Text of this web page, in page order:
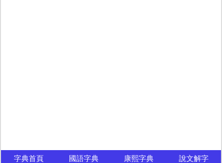
字典首頁 國語字典 康熙字典
說文解字